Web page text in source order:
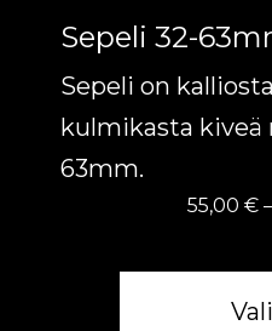
Sepeli 32-
55,00 € –
Sepeli on
kulmikasta kiveä
63mm.
sivulla.